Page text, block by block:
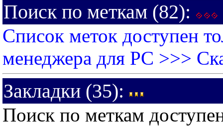
Поиск по меткам (82):
Список меток доступен
менеджера для PC >>>
Закладки (35):
Поиск по меткам